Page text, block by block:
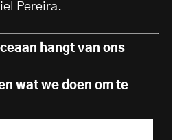
Pereira.
hangt van ons
wat we doen om te